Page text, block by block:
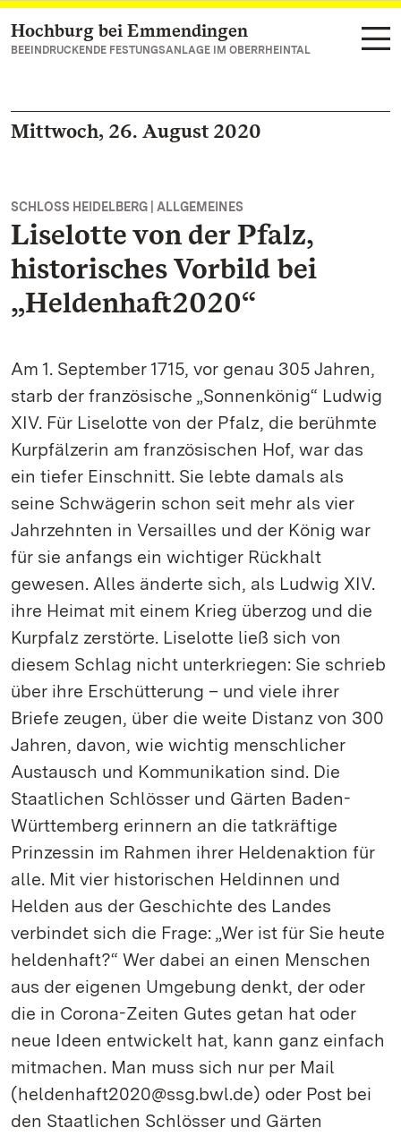
Zum Hauptinhalt springen
Hochburg bei Emmendingen
BEEINDRUCKENDE FESTUNGSANLAGE IM OBERRHEINTAL
Mittwoch, 26. August 2020
SCHLOSS HEIDELBERG | ALLGEMEINES
Liselotte von der Pfalz,
historisches Vorbild bei
„Heldenhaft2020“
Am 1. September 1715, vor genau 305 Jahren,
starb der französische „Sonnenkönig“ Ludwig
XIV. Für Liselotte von der Pfalz, die berühmte
Kurpfälzerin am französischen Hof, war das
ein tiefer Einschnitt. Sie lebte damals als
seine Schwägerin schon seit mehr als vier
Jahrzehnten in Versailles und der König war
für sie anfangs ein wichtiger Rückhalt
gewesen. Alles änderte sich, als Ludwig XIV.
ihre Heimat mit einem Krieg überzog und die
Kurpfalz zerstörte. Liselotte ließ sich von
diesem Schlag nicht unterkriegen: Sie schrieb
über ihre Erschütterung – und viele ihrer
Briefe zeugen, über die weite Distanz von 300
Jahren, davon, wie wichtig menschlicher
Austausch und Kommunikation sind. Die
Staatlichen Schlösser und Gärten Baden-
Württemberg erinnern an die tatkräftige
Prinzessin im Rahmen ihrer Heldenaktion für
alle. Mit vier historischen Heldinnen und
Helden aus der Geschichte des Landes
verbindet sich die Frage: „Wer ist für Sie heute
heldenhaft?“ Wer dabei an einen Menschen
aus der eigenen Umgebung denkt, der oder
die in Corona-Zeiten Gutes getan hat oder
neue Ideen entwickelt hat, kann ganz einfach
mitmachen. Man muss sich nur per Mail
(heldenhaft2020@ssg.bwl.de) oder Post bei
den Staatlichen Schlösser und Gärten